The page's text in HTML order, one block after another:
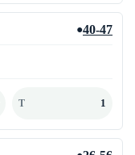
●40-47
T 1